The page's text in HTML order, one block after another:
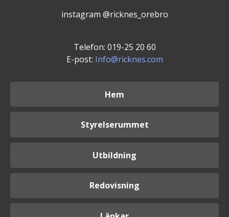
instagram @ricknes_orebro
Telefon: 019-25 20 60
E-post: Info@ricknes.com
Hem
Styrelserummet
Utbildning
Redovisning